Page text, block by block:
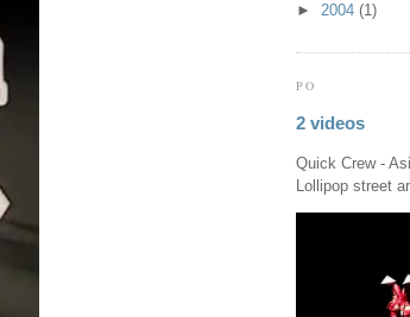
► 2004 (1)
PO
2 videos
Quick Crew -
Lollipop street